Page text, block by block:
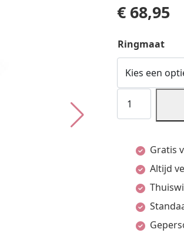
€ 68,95
Ringmaat
Ring
Onyx
Gerhodineerd
aantal
Gratis
Altijd